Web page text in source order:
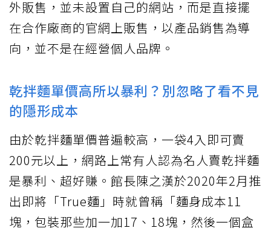
外販售，並未設置自己的網站，而是直接擺
在合作廠商的官網上販售，以產品銷售為導
向，並不是在經營個人品牌。
乾拌麵單價高所以暴利？別忽略了看不見
的隱形成本
由於乾拌麵單價普遍較高，一袋4入即可賣
200元以上，網路上常有人認為名人賣乾拌麵
是暴利、超好賺。館長陳之漢於2020年2月推
出即將「True麵」時就曾稱「麵身成本11
塊，包裝那些加一加17、18塊，然後一個盒